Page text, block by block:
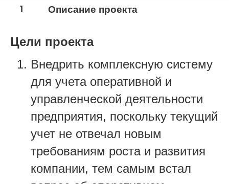
Торговля
1 Описание проекта
Цели проекта
Внедрить комплексную систему
для учета оперативной и
управленческой деятельности
предприятия, поскольку текущий
учет не отвечал новым
требованиям роста и развития
компании, тем самым встал